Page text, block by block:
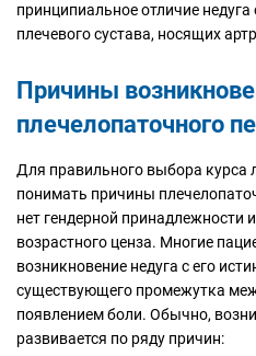
принципиальное отличие недуга
плечевого сустава, носящих
Причины
плечелопаточного
Для правильного выбора курса
понимать причины
нет гендерной принадлежности
возрастного ценза. Многие
возникновение недуга с его
существующего промежутка
появлением боли. Обычно,
развивается по ряду причин: